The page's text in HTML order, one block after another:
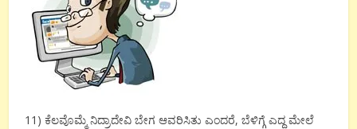
11) ಕೆಲವೊಮ್ಮೆ ನಿದ್ರಾದೇವಿ ಬೇಗ ಆವರಿಸಿತು ಎಂದರೆ, ಬೆಳಿಗ್ಗೆ ಎದ್ದ ಮೇಲೆ